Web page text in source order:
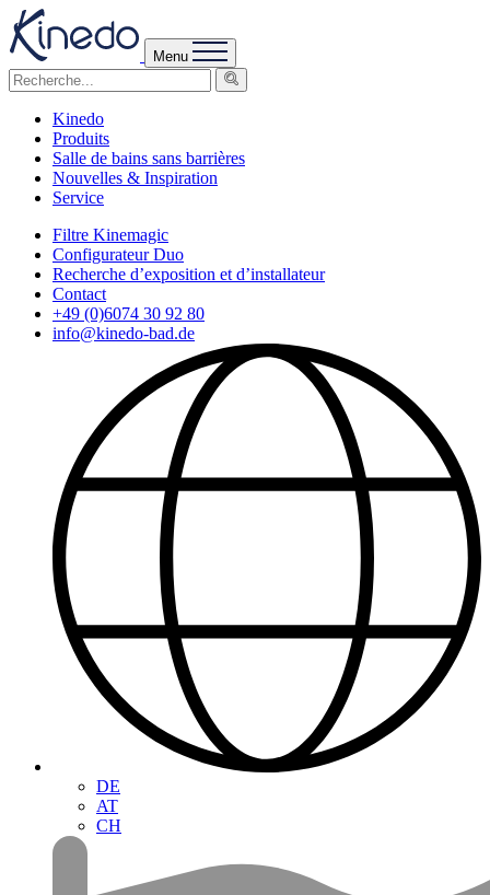
Menu
Kinedo
Produits
Salle de bains sans barrières
Nouvelles & Inspiration
Service
Filtre Kinemagic
Configurateur Duo
Recherche d’exposition et d’installateur
Contact
+49 (0)6074 30 92 80
info@kinedo-bad.de
DE
AT
CH